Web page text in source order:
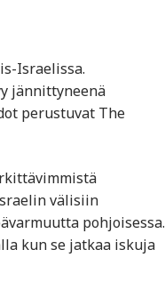
Israelissa.
jännittyneenä
perustuvat The
välisiin
pohjoisessa.
kun se jatkaa iskuja